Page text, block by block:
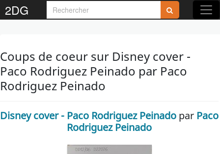
2DG
Coups de coeur sur Disney cover -
Paco Rodriguez Peinado par Paco
Rodriguez Peinado
Disney cover - Paco Rodriguez Peinado par Paco
Rodriguez Peinado